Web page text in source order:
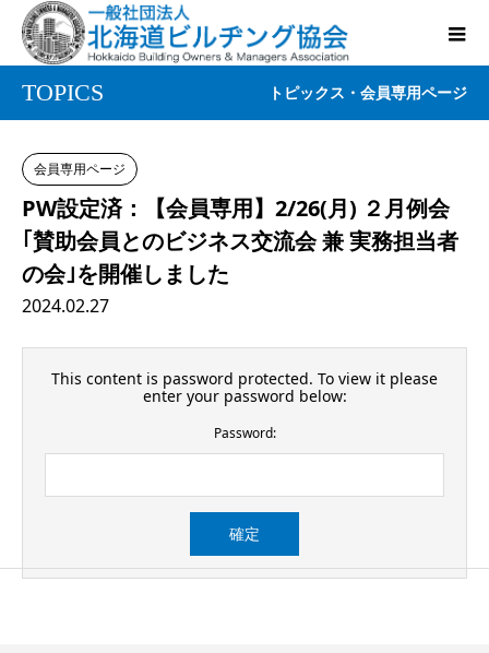
TOPICS トピックス・会員専用ページ
会員専用ページ
PW設定済：【会員専用】2/26(月) ２月例会
｢賛助会員とのビジネス交流会 兼 実務担当者
の会｣を開催しました
2024.02.27
This content is password protected. To view it please
enter your password below:
Password: